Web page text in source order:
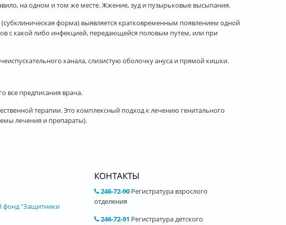
на одном и том же месте. Жжение, зуд и пузырьковые высыпания.
форма) выявляется кратковременным появлением одной
с какой либо инфекцией, передающейся половым путем, или при
канала, слизистую оболочку ануса и прямой кишки.
все предписания врача.
терапии. Это комплексный подход к лечению генитального
лечения и препараты).
фонд "Защитники
КОНТАКТЫ
246-72-90Регистратура взрослого
отделения
246-72-91 Регистратура детского